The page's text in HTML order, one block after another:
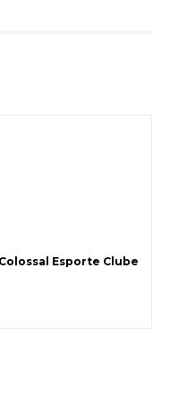
Esporte Clube